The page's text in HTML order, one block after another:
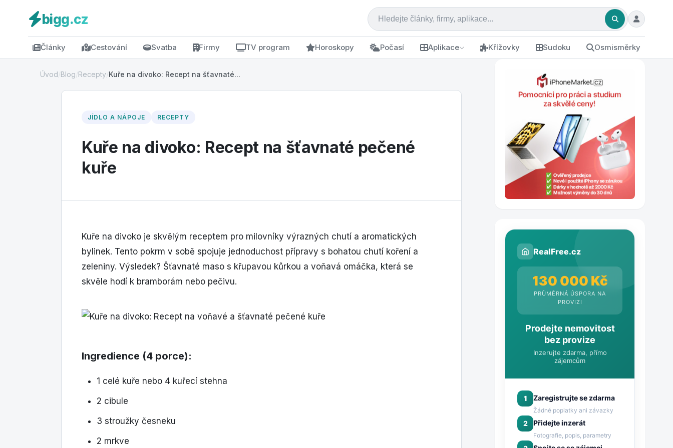
bigg.cz
Články Cestování Svatba Firmy TV program Horoskopy Počasí Aplikace Křížovky Sudoku Osmisměrky
Úvod Blog Recepty Kuře na divoko: Recept na šťavnaté...
JÍDLO A NÁPOJE RECEPTY
Kuře na divoko: Recept na šťavnaté pečené
kuře
Kuře na divoko je skvělým receptem pro milovníky výrazných chutí a aromatických
bylinek. Tento pokrm v sobě spojuje jednoduchost přípravy s bohatou chutí koření a
zeleniny. Výsledek? Šťavnaté maso s křupavou kůrkou a voňavá omáčka, která se
skvěle hodí k bramborám nebo pečivu.
Ingredience (4 porce):
1 celé kuře nebo 4 kuřecí stehna
2 cibule
3 stroužky česneku
2 mrkve
RealFree.cz
130 000 Kč
PRŮMĚRNÁ ÚSPORA NA
PROVIZI
Prodejte nemovitost
bez provize
Inzerujte zdarma, přímo
zájemcům
1 Zaregistrujte se zdarma
Žádné poplatky ani závazky
2 Přidejte inzerát
Fotografie, popis, parametry